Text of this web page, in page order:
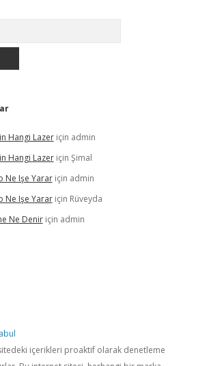
Hangi Lazeriçin admin
Hangi Lazeriçin Şimal
Ne Işe Yarariçin admin
Ne Işe Yarariçin Rüveyda
Ne Deniriçin admin
sitedeki içerikleri proaktif olarak denetleme